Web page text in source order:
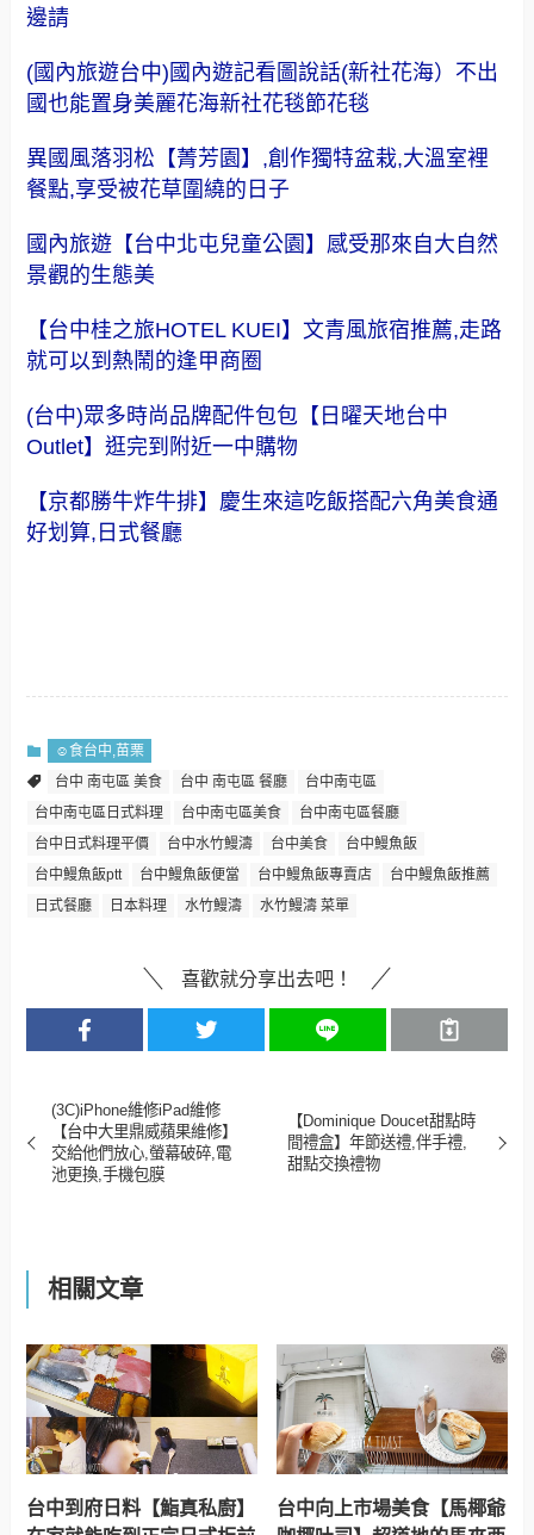
邊請
(國內旅遊台中)國內遊記看圖說話(新社花海）不出
國也能置身美麗花海新社花毯節花毯
異國風落羽松【菁芳園】,創作獨特盆栽,大溫室裡
餐點,享受被花草圍繞的日子
國內旅遊【台中北屯兒童公園】感受那來自大自然
景觀的生態美
【台中桂之旅HOTEL KUEI】文青風旅宿推薦,走路
就可以到熱鬧的逢甲商圈
(台中)眾多時尚品牌配件包包【日曜天地台中
Outlet】逛完到附近一中購物
【京都勝牛炸牛排】慶生來這吃飯搭配六角美食通
好划算,日式餐廳
☺食台中,苗栗
台中 南屯區 美食
台中 南屯區 餐廳
台中南屯區
台中南屯區日式料理
台中南屯區美食
台中南屯區餐廳
台中日式料理平價
台中水竹鰻濤 台中美食
台中鰻魚飯
台中鰻魚飯ptt
台中鰻魚飯便當 台中鰻魚飯專賣店
台中鰻魚飯推薦
日式餐廳
日本料理 水竹鰻濤 水竹鰻濤 菜單
喜歡就分享出去吧！
(3C)iPhone維修iPad維修
【台中大里鼎威蘋果維修】
交給他們放心,螢幕破碎,電
池更換,手機包膜
【Dominique Doucet甜點時
間禮盒】年節送禮,伴手禮,
甜點交換禮物
相關文章
台中到府日料【鮨真私廚】
台中向上市場美食【馬椰爺